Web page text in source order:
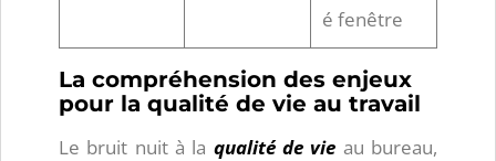
é fenêtre
La compréhension des enjeux
pour la qualité de vie au travail
Le bruit nuit à la qualité de vie au bureau,